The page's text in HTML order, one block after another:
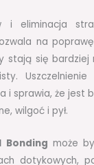
i eliminacja
na
stają się bardziej
i sprawia, że jest
wilgoć i pył.
Bonding może
dotykowych,